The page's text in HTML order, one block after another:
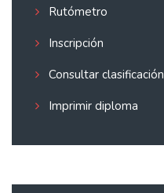
Rutómetro
Inscripción
Consultar clasificación
Imprimir diploma